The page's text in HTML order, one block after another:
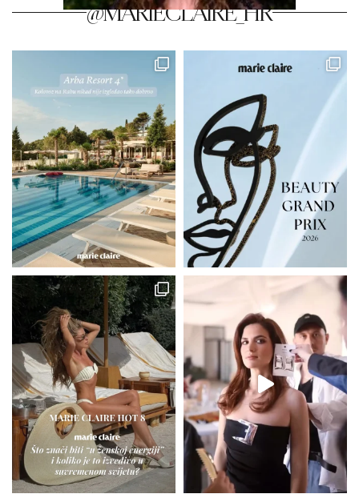
@MARIECLAIRE_HR